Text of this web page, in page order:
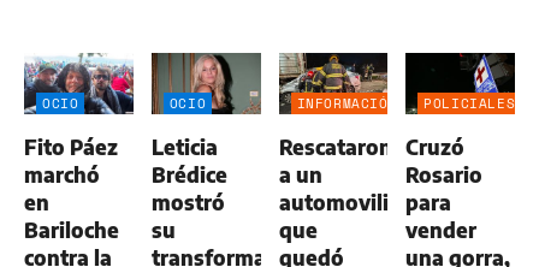
OCIO
Fito Páez
marchó
en
Bariloche
contra la
OCIO
Leticia
Brédice
mostró
su
transformación
INFORMACIÓN
Rescataron
a un
automovilista
que
quedó
POLICIALES
Cruzó
Rosario
para
vender
una gorra,